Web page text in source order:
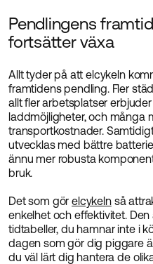
Pendlingens
fortsätter växa
Allt tyder på att elcykeln
framtidens pendling. Fler
allt fler arbetsplatser
laddmöjligheter, och många
transportkostnader.
utvecklas med bättre
ännu mer robusta
bruk.
Det som görelcykelnså
enkelhet och effektivitet.
tidtabeller, du hamnar inte i
dagen som gör dig piggare
du väl lärt dig hantera de